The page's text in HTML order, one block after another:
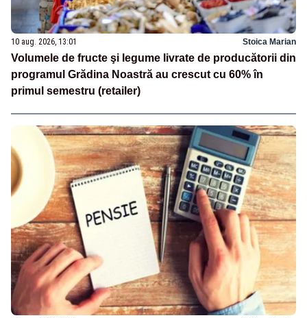
10 aug. 2026, 13:01 Stoica Marian
Volumele de fructe şi legume livrate de producătorii din
programul Grădina Noastră au crescut cu 60% în
primul semestru (retailer)